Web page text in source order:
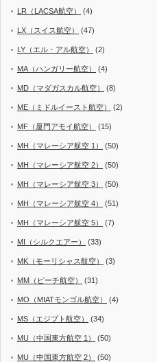
LR（LACSA航空） (4)
LX（スイス航空） (47)
LY（エル・アル航空） (2)
MA（ハンガリー航空） (4)
MD（マダガスカル航空） (8)
ME（ミドルイースト航空） (2)
MF（厦門アモイ航空） (15)
MH（マレーシア航空 1） (50)
MH（マレーシア航空 2） (50)
MH（マレーシア航空 3） (50)
MH（マレーシア航空 4） (51)
MH（マレーシア航空 5） (7)
MI（シルクエアー） (33)
MK（モーリシャス航空） (3)
MM（ピーチ航空） (31)
MO（MIATモンゴル航空） (4)
MS（エジプト航空） (34)
MU（中国東方航空 1） (50)
MU（中国東方航空 2） (50)